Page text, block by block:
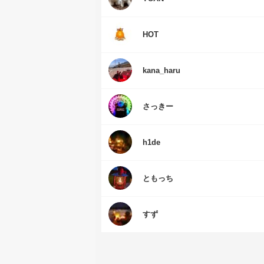
HOT
kana_haru
さっきー
h1de
ともっち
すず